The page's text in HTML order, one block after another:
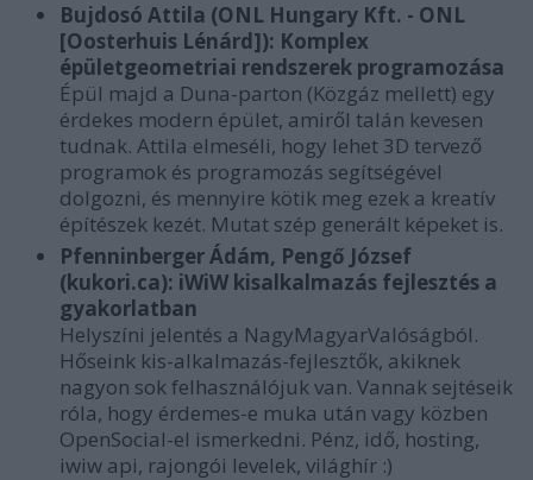
Bujdosó Attila (ONL Hungary Kft. - ONL
[Oosterhuis Lénárd]): Komplex
épületgeometriai rendszerek programozása
Épül majd a Duna-parton (Közgáz mellett) egy
érdekes modern épület, amiről talán kevesen
tudnak. Attila elmeséli, hogy lehet 3D tervező
programok és programozás segítségével
dolgozni, és mennyire kötik meg ezek a kreatív
építészek kezét. Mutat szép generált képeket is.
Pfenninberger Ádám, Pengő József
(kukori.ca): iWiW kisalkalmazás fejlesztés a
gyakorlatban
Helyszíni jelentés a NagyMagyarValóságból.
Hőseink kis-alkalmazás-fejlesztők, akiknek
nagyon sok felhasználójuk van. Vannak sejtéseik
róla, hogy érdemes-e muka után vagy közben
OpenSocial-el ismerkedni. Pénz, idő, hosting,
iwiw api, rajongói levelek, világhír :)